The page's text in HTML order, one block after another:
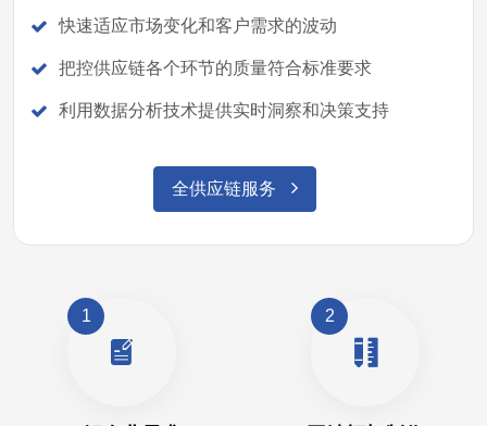
快速适应市场变化和客户需求的波动
把控供应链各个环节的质量符合标准要求
利用数据分析技术提供实时洞察和决策支持
全供应链服务
1 2